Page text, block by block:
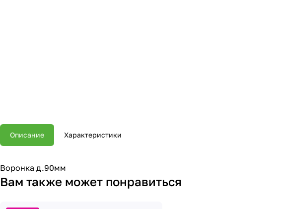
Описание Характеристики
Воронка д.90мм
Вам также может понравиться